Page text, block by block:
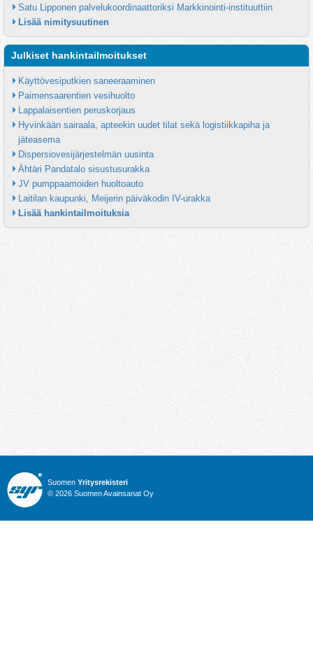
Satu Lipponen palvelukoordinaattoriksi Markkinointi-instituuttiin
Lisää nimitysuutinen
Julkiset hankintailmoitukset
Käyttövesiputkien saneeraaminen
Paimensaarentien vesihuolto
Lappalaisentien peruskorjaus
Hyvinkään sairaala, apteekin uudet tilat sekä logistiikkapiha ja
jäteasema
Dispersiovesijärjestelmän uusinta
Ähtäri Pandatalo sisustusurakka
JV pumppaamoiden huoltoauto
Laitilan kaupunki, Meijerin päiväkodin IV-urakka
Lisää hankintailmoituksia
Suomen Yritysrekisteri
© 2026 Suomen Avainsanat Oy